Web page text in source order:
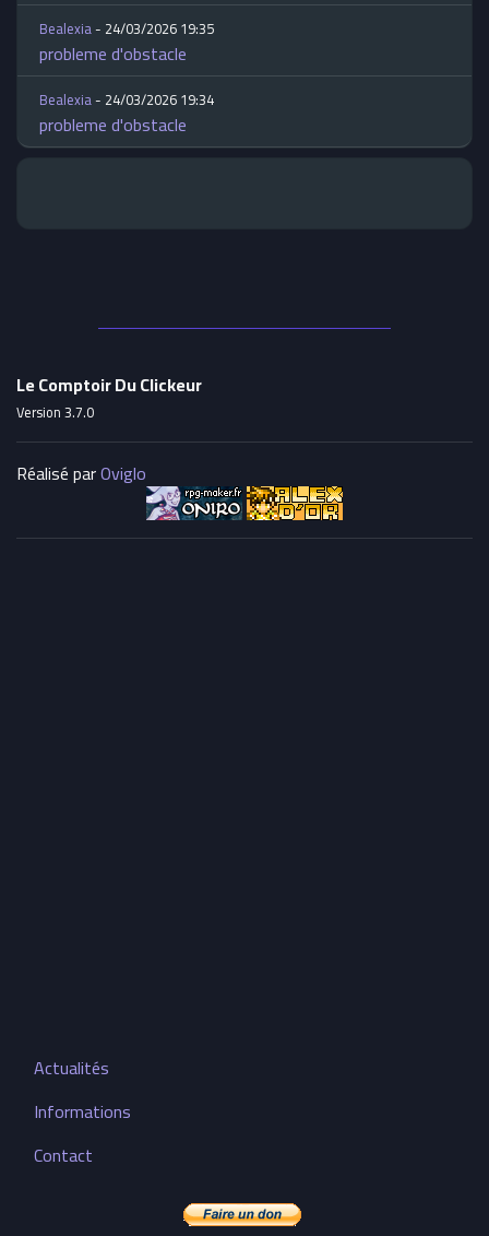
Bealexia- 24/03/2026 19:35
probleme d'obstacle
Bealexia- 24/03/2026 19:34
probleme d'obstacle
Le Comptoir Du Clickeur
Version 3.7.0
Réalisé parOviglo
Actualités
Informations
Contact